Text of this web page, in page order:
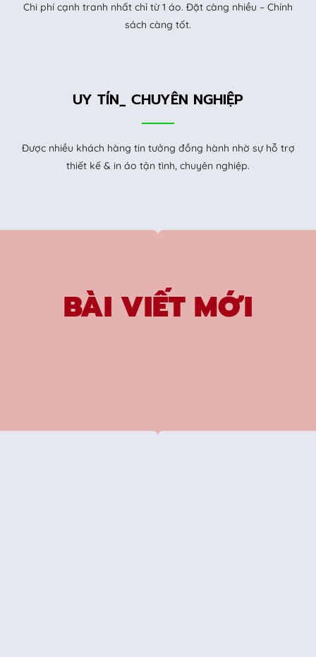
Chi phí cạnh tranh nhất chỉ từ 1 áo. Đặt càng nhiều – Chính
sách càng tốt.
UY TÍN_ CHUYÊN NGHIỆP
Được nhiều khách hàng tin tưởng đồng hành nhờ sự hỗ trợ
thiết kế & in áo tận tình, chuyên nghiệp.
BÀI VIẾT MỚI